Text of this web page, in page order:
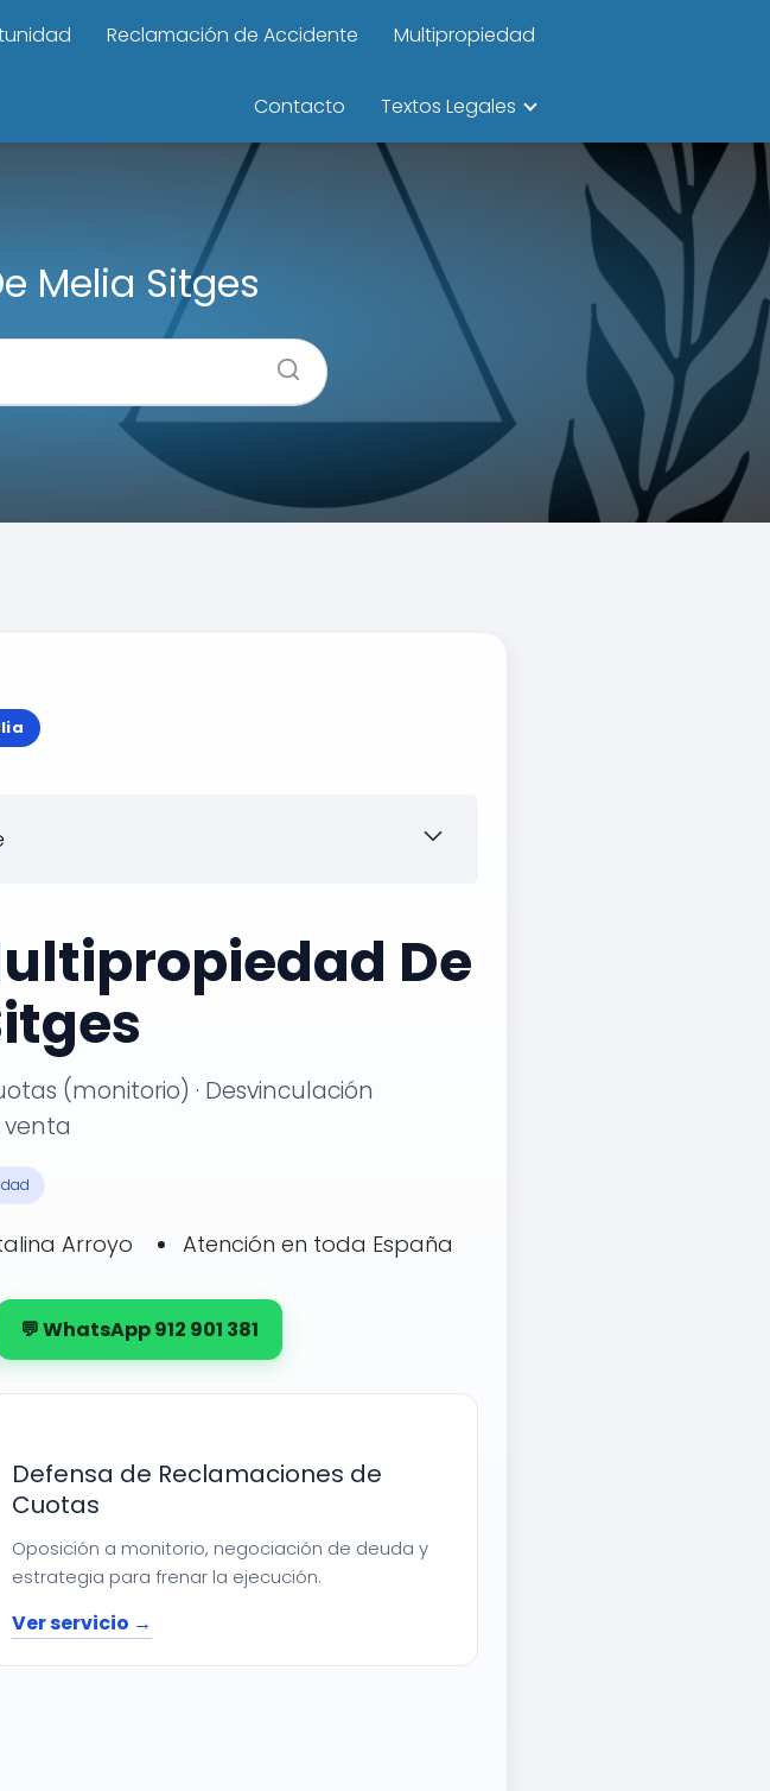
Reclamación de Accidente Multipropiedad
Contacto Textos Legales
Melia Sitges
De
(monitorio) · Desvinculación
Arroyo Atención en toda España
💬 WhatsApp 912 901 381
Defensa de Reclamaciones de
Cuotas
Oposición a monitorio, negociación de deuda y
estrategia para frenar la ejecución.
Ver servicio →